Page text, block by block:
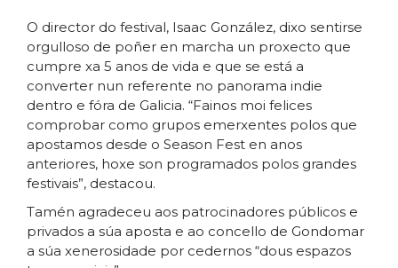
O director do festival, Isaac González, dixo sentirse
orgulloso de poñer en marcha un proxecto que
cumpre xa 5 anos de vida e que se está a
converter nun referente no panorama indie
dentro e fóra de Galicia. “Fainos moi felices
comprobar como grupos emerxentes polos que
apostamos desde o Season Fest en anos
anteriores, hoxe son programados polos grandes
festivais”, destacou.
Tamén agradeceu aos patrocinadores públicos e
privados a súa aposta e ao concello de Gondomar
a súa xenerosidade por cedernos “dous espazos